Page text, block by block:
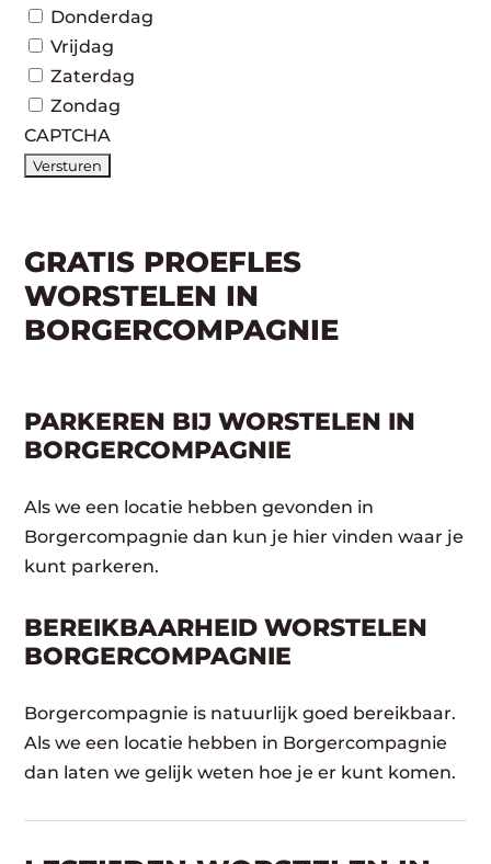
Donderdag
Vrijdag
Zaterdag
Zondag
CAPTCHA
GRATIS PROEFLES
WORSTELEN IN
BORGERCOMPAGNIE
PARKEREN BIJ WORSTELEN IN
BORGERCOMPAGNIE
Als we een locatie hebben gevonden in
Borgercompagnie dan kun je hier vinden waar je
kunt parkeren.
BEREIKBAARHEID WORSTELEN
BORGERCOMPAGNIE
Borgercompagnie is natuurlijk goed bereikbaar.
Als we een locatie hebben in Borgercompagnie
dan laten we gelijk weten hoe je er kunt komen.